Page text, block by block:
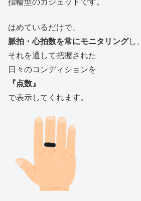
指輪型のガジェットです。
はめているだけで、
脈拍・心拍数を常にモニタリングし、
それを通して把握された
日々のコンディションを
『点数』
で表示してくれます。